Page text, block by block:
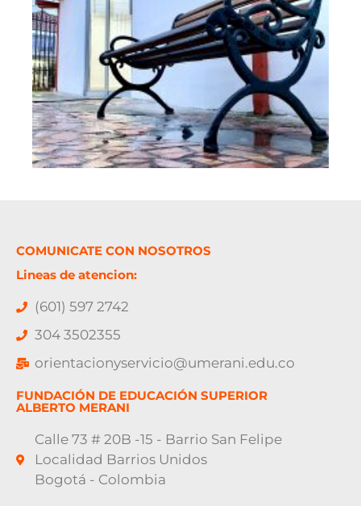
COMUNICATE CON NOSOTROS
Lineas de atencion:
(601) 597 2742
304 3502355
orientacionyservicio@umerani.edu.co
FUNDACIÓN DE EDUCACIÓN SUPERIOR
ALBERTO MERANI
Calle 73 # 20B -15 - Barrio San Felipe
Localidad Barrios Unidos
Bogotá - Colombia